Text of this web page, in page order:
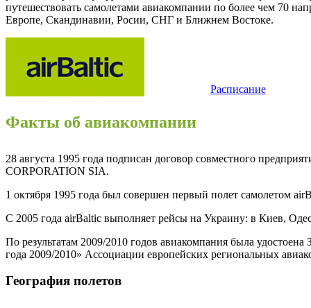
путешествовать самолетами авиакомпании по более чем 70
Европе, Скандинавии, Росии, СНГ и Ближнем Востоке.
Факты об авиакомпании
28 августа 1995 года подписан договор совместного
CORPORATION SIA.
1 октября 1995 года был совершен первый полет самолетом
С 2005 года airBaltic выполняет рейсы на Украину: в Киев,
По результатам 2009/2010 годов авиакомпания была
года 2009/2010» Ассоциации европейских региональных
География полетов
Расписание